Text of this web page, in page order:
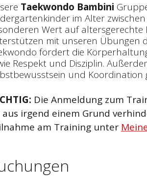
Taekwondo Bambini
im Alter
Wert auf altersgerechte
mit unseren Übungen
fördert die
Respekt und Disziplin.
und Koordination
Die Anmeldung zum
aus irgend einem Grund
am Training unter